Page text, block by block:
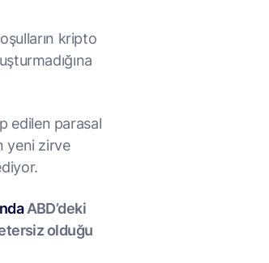
kripto
edilen parasal
yeni zirve
ABD’deki
olduğu